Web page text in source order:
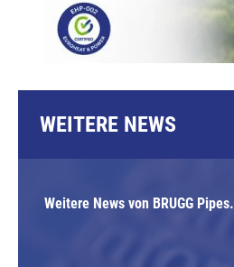
WEITERE NEWS
Weitere News von BRUGG Pipes.